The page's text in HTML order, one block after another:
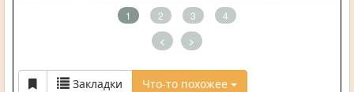
1 2 3 4
< >
Закладки Что-то похожее